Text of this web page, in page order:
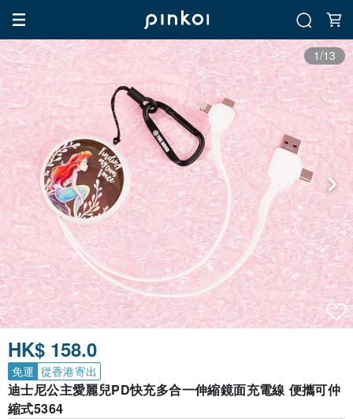
1/13
HK$ 158.0
免運 從香港寄出
迪士尼公主愛麗兒PD快充多合一伸縮鏡面充電線 便攜可仲
縮式5364